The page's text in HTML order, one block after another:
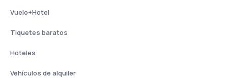
Vuelo+Hotel
Tiquetes baratos
Hoteles
Vehículos de alquiler